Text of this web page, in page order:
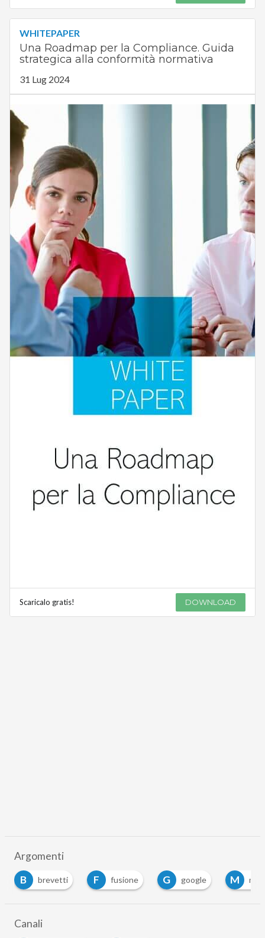
WHITEPAPER
Una Roadmap per la Compliance. Guida
strategica alla conformità normativa
31 Lug 2024
Scaricalo gratis! DOWNLOAD
Argomenti
B
brevetti F fusione G google M
Canali